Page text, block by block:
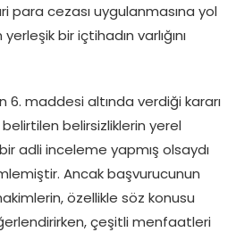
para cezası uygulanmasına yol
bir içtihadın varlığını
6. maddesi altında verdiği kararı
belirsizliklerin yerel
adli inceleme yapmış olsaydı
Ancak başvurucunun
özellikle söz konusu
çeşitli menfaatleri